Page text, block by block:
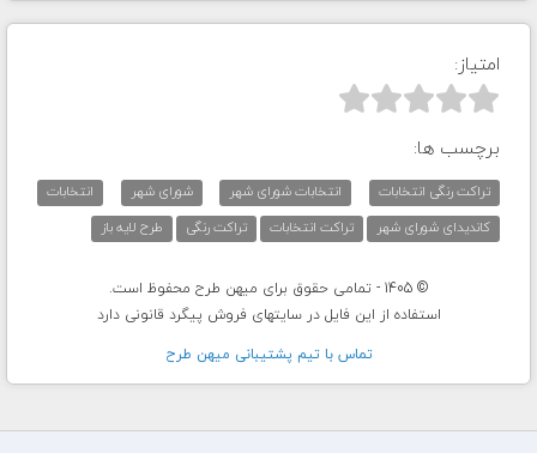
امتیاز:



برچسب ها:
تراکت رنگی انتخابات انتخابات شورای شهر شورای شهر
انتخابات
کاندیدای شورای شهر
تراکت انتخابات تراکت رنگی طرح لایه باز
© 1405 - تمامی حقوق برای میهن طرح محفوظ است.
استفاده از این فایل در سایتهای فروش پیگرد قانونی دارد
تماس با تيم پشتيبانی ميهن طرح